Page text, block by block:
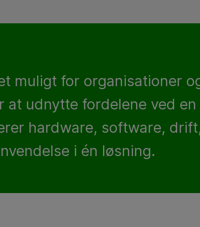
muligt for organisationer
at udnytte fordelene ved en
hardware, software,
i én løsning.